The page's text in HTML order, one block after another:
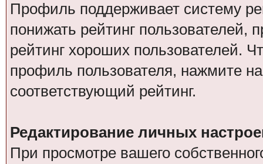
Профиль поддерживает систему
понижать рейтинг
рейтинг хороших пользователей.
профиль пользователя, нажмите
соответствующий рейтинг.
Редактирование личных
При просмотре вашего